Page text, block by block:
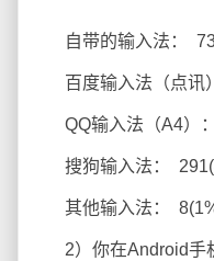
自带的输入法：
百度输入法（点讯
QQ输入法（A4）
搜狗输入法：
其他输入法：
2）你在Android手机